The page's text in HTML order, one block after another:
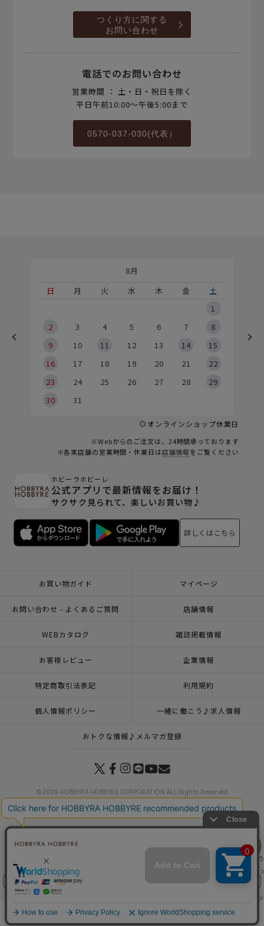
商品を探す 手芸を学ぶ ガイド 店舗情報 ログイン
前に戻る
フェア
つくり方に関する
お問い合わせ
電話でのお問い合わせ
営業時間 ： 土・日・祝日を除く
平日午前10:00～午後5:00まで
0570-037-030(代表）
8月
日
月 火 水 木 金
土
1
2
3 4 5 6 7
8
9
10 11 12 13 14
15
16
17 18 19 20 21
22
23
24 25 26 27 28
29
30
31
オンラインショップ休業日
※Webからのご注文は、24時間承っております
※各実店舗の営業時間・休業日は店舗情報をご覧ください
ホビーラホビーレ
公式アプリで最新情報をお届け！
サクサク見られて、楽しいお買い物♪
詳しくはこちら
お買い物ガイド マイページ
お問い合わせ - よくあるご質問 店舗情報
WEBカタログ 雑誌掲載情報
お客様レビュー 企業情報
特定商取引法表記 利用規約
個人情報ポリシー 一緒に働こう♪求人情報
おトクな情報♪メルマガ登録
© 2026 HOBBYRA HOBBYRE CORPORATION ALL Rights Reserved
トップページ 登録
ステッチクロス＜ムーミン谷へようこそ＞
トップページ
ステッチクロス＜ムーミン谷へよ
トップページ
キット
ステッチクロス＜ムーミン谷へようこそ
トップページ
フランス刺繍
ステッチクロス＜ムーミン谷へようこそ＞
トップページ
ステッチクロス＜ムーミ
トップページ
インテリア・飾り ステッチクロス＜ムーミン谷へようこそ＞
トップページ
商品 マンスリープレス5月号掲載商品 6月10日（水）発売の商品